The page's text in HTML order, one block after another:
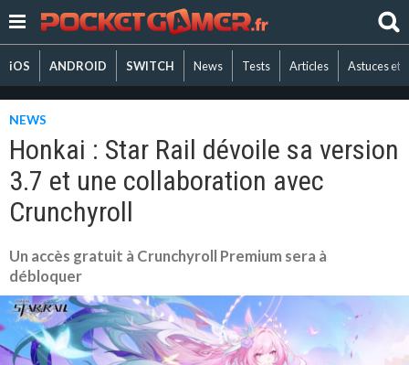
iOS ANDROID SWITCH News Tests Articles Astuces et
NEWS
Honkai : Star Rail dévoile sa version
3.7 et une collaboration avec
Crunchyroll
Un accès gratuit à Crunchyroll Premium sera à
débloquer